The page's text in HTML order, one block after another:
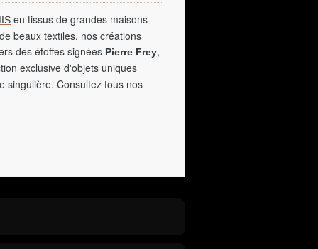
en tissus de grandes maisons
beaux textiles, nos créations
des étoffes signées Pierre Frey,
exclusive d'objets uniques
singulière. Consultez tous nos